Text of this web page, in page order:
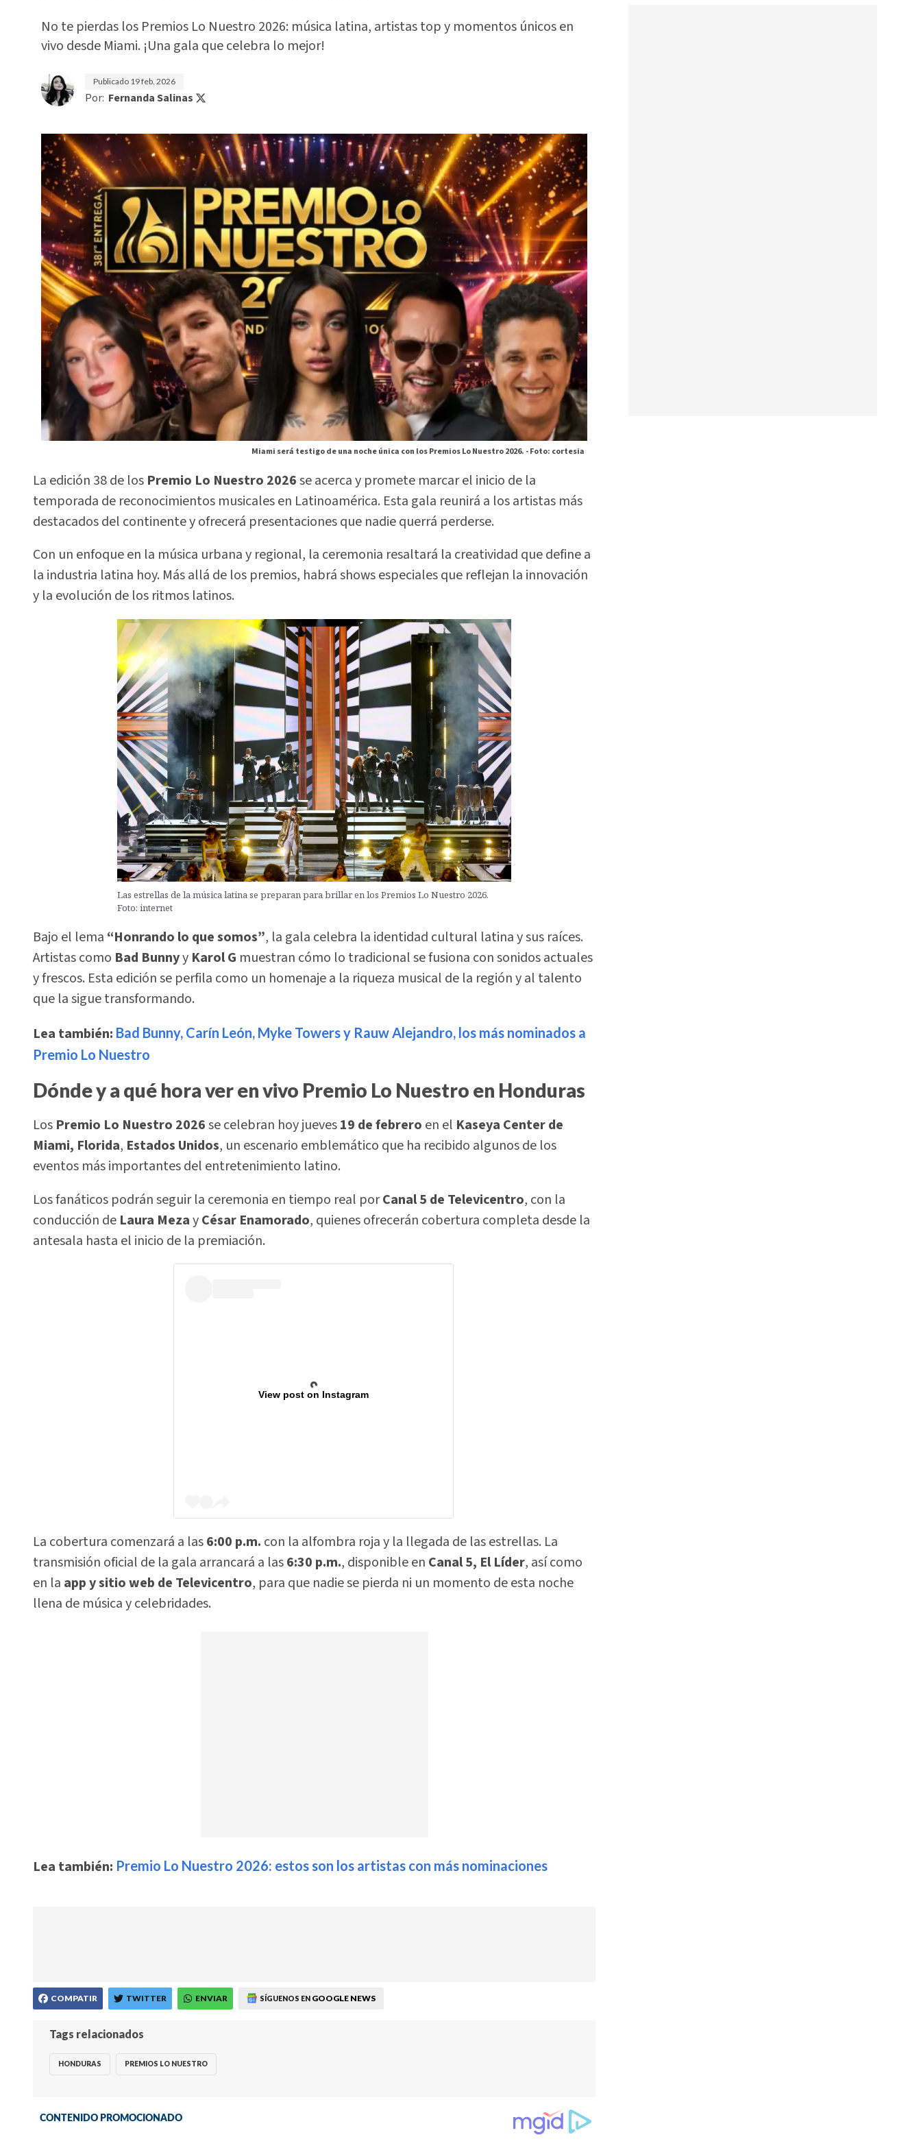
No te pierdas los Premios Lo Nuestro 2026: música latina, artistas top y momentos únicos en
vivo desde Miami. ¡Una gala que celebra lo mejor!
Publicado 19 feb. 2026
Por: Fernanda Salinas
Miami será testigo de una noche única con los Premios Lo Nuestro 2026. -Foto: cortesia
La edición 38 de los Premio Lo Nuestro 2026se acerca y promete marcar el inicio de la
temporada de reconocimientos musicales en Latinoamérica. Esta gala reunirá a los artistas más
destacados del continente y ofrecerá presentaciones que nadie querrá perderse.
Con un enfoque en la música urbana y regional, la ceremonia resaltará la creatividad que define a
la industria latina hoy. Más allá de los premios, habrá shows especiales que reflejan la innovación
y la evolución de los ritmos latinos.
Las estrellas de la música latina se preparan para brillar en los Premios Lo Nuestro 2026.
Foto: internet
Bajo el lema “Honrando lo que somos”, la gala celebra la identidad cultural latina y sus raíces.
Artistas como Bad Bunnyy Karol G muestran cómo lo tradicional se fusiona con sonidos actuales
y frescos. Esta edición se perfila como un homenaje a la riqueza musical de la región y al talento
que la sigue transformando.
Lea también: Bad Bunny, Carín León, Myke Towers y Rauw Alejandro, los más nominados a
Premio Lo Nuestro
Dónde y a qué hora ver en vivo Premio Lo Nuestro en Honduras
Los Premio Lo Nuestro 2026se celebran hoy jueves19 de febrero en el Kaseya Center de
Miami, Florida, Estados Unidos, un escenario emblemático que ha recibido algunos de los
eventos más importantes del entretenimiento latino.
Los fanáticos podrán seguir la ceremonia en tiempo real porCanal 5 de Televicentro, con la
conducción de Laura MezayCésar Enamorado, quienes ofrecerán cobertura completa desde la
antesala hasta el inicio de la premiación.
View post on Instagram
La cobertura comenzará a las6:00 p.m. con la alfombra roja y la llegada de las estrellas. La
transmisión oficial de la gala arrancará a las6:30 p.m., disponible en Canal 5, El Líder, así como
en la app y sitio web de Televicentro, para que nadie se pierda ni un momento de esta noche
llena de música y celebridades.
Lea también: Premio Lo Nuestro 2026: estos son los artistas con más nominaciones
COMPATIR TWITTER ENVIAR SÍGUENOS EN GOOGLE NEWS
Tags relacionados
HONDURAS PREMIOS LO NUESTRO